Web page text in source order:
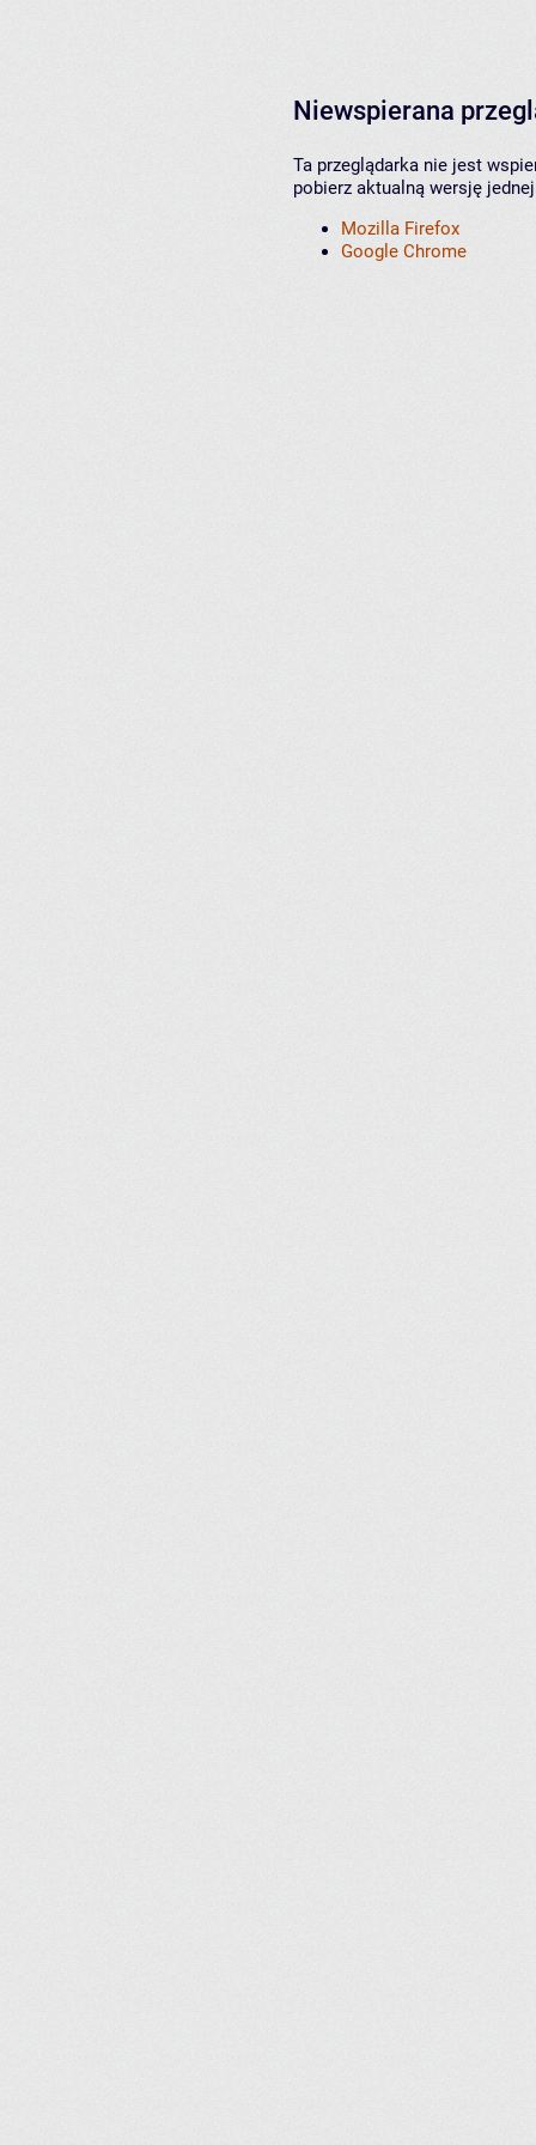
Niewspierana
Ta przeglądarka nie jest
pobierz aktualną wersję
Mozilla Firefox
Google Chrome